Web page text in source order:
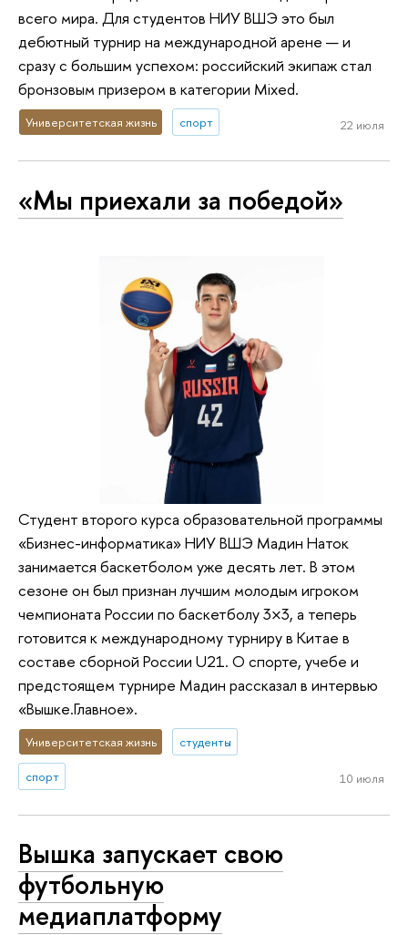
всего мира. Для студентов НИУ ВШЭ это был
дебютный турнир на международной арене — и
сразу с большим успехом: российский экипаж стал
бронзовым призером в категории Mixed.
Университетская жизнь спорт 22 июля
«Мы приехали за победой»
Студент второго курса образовательной программы
«Бизнес-информатика» НИУ ВШЭ Мадин Наток
занимается баскетболом уже десять лет. В этом
сезоне он был признан лучшим молодым игроком
чемпионата России по баскетболу 3×3, а теперь
готовится к международному турниру в Китае в
составе сборной России U21. О спорте, учебе и
предстоящем турнире Мадин рассказал в интервью
«Вышке.Главное».
Университетская жизнь студенты
спорт 10 июля
Вышка запускает свою
футбольную
медиаплатформу